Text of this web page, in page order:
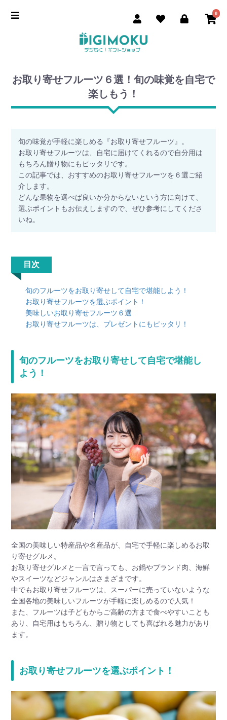
0
お取り寄せフルーツ６選！旬の味覚を自宅で
楽しもう！
旬の味覚が手軽に楽しめる『お取り寄せフルーツ』。
お取り寄せフルーツは、自宅に届けてくれるので自分用は
もちろん贈り物にもピッタリです。
この記事では、おすすめのお取り寄せフルーツを６選ご紹
介します。
どんな果物を選べば良いか分からないという方に向けて、
選ぶポイントもお伝えしますので、ぜひ参考にしてくださ
いね。
目次
旬のフルーツをお取り寄せして自宅で堪能しよう！
お取り寄せフルーツを選ぶポイント！
美味しいお取り寄せフルーツ６選
お取り寄せフルーツは、プレゼントにもピッタリ！
旬のフルーツをお取り寄せして自宅で堪能し
よう！
全国の美味しい特産品や名産品が、自宅で手軽に楽しめるお取
り寄せグルメ。
お取り寄せグルメと一言で言っても、お鍋やブランド肉、海鮮
やスイーツなどジャンルはさまざまです。
中でもお取り寄せフルーツは、スーパーに売っていないような
全国各地の美味しいフルーツが手軽に楽しめるので人気！
また、フルーツは子どもからご高齢の方まで食べやすいことも
あり、自宅用はもちろん、贈り物としても喜ばれる魅力があり
ます。
お取り寄せフルーツを選ぶポイント！